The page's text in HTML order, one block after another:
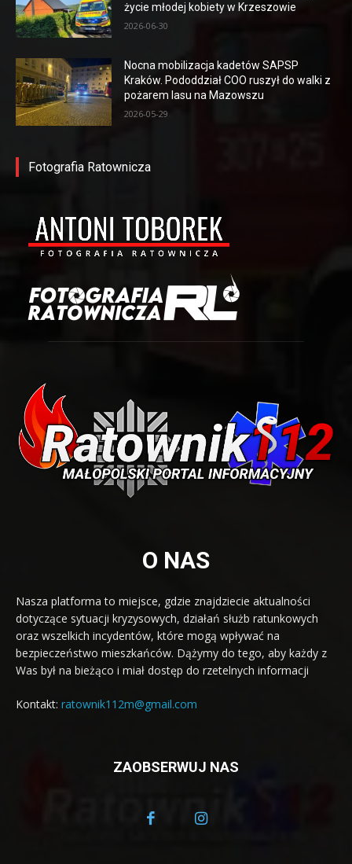
życie młodej kobiety w Krzeszowie
2026-06-30
Nocna mobilizacja kadetów SAPSP
Kraków. Pododdział COO ruszył do walki z
pożarem lasu na Mazowszu
2026-05-29
Fotografia Ratownicza
O NAS
Nasza platforma to miejsce, gdzie znajdziecie aktualności
dotyczące sytuacji kryzysowych, działań służb ratunkowych
oraz wszelkich incydentów, które mogą wpływać na
bezpieczeństwo mieszkańców. Dążymy do tego, aby każdy z
Was był na bieżąco i miał dostęp do rzetelnych informacji
Kontakt: ratownik112m@gmail.com
ZAOBSERWUJ NAS